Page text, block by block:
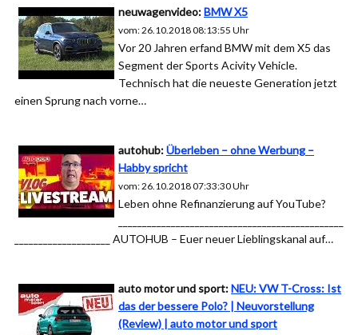
neuwagenvideo:BMW X5
vom: 26.10.2018 08:13:55 Uhr
Vor 20 Jahren erfand BMW mit dem X5 das
Segment der Sports Acivity Vehicle.
Technisch hat die neueste Generation jetzt
einen Sprung nach vorne…
autohub:Überleben – ohne Werbung –
Habby spricht
vom: 26.10.2018 07:33:30 Uhr
Leben ohne Refinanzierung auf YouTube?
____________________ AUTOHUB – Euer neuer Lieblingskanal auf…
auto motor und sport:NEU: VW T-Cross: Ist
das der bessere Polo? | Neuvorstellung
(Review) | auto motor und sport